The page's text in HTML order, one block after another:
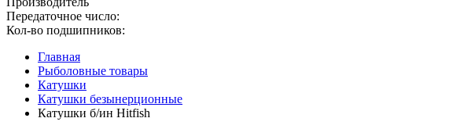
Передаточное число:
Кол-во подшипников:
Главная
Рыболовные товары
Катушки
Катушки безынерционные
Катушки б/ин Hitfish